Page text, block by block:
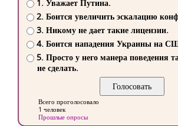
1. Уважает Путина.
2. Боится увеличить эскалацию
3. Никому не дает такие лицензии.
4. Боится нападения Украины на
5. Просто у него манера поведения
не сделать.
Всего проголосовало
1 человек
Прошлые опросы